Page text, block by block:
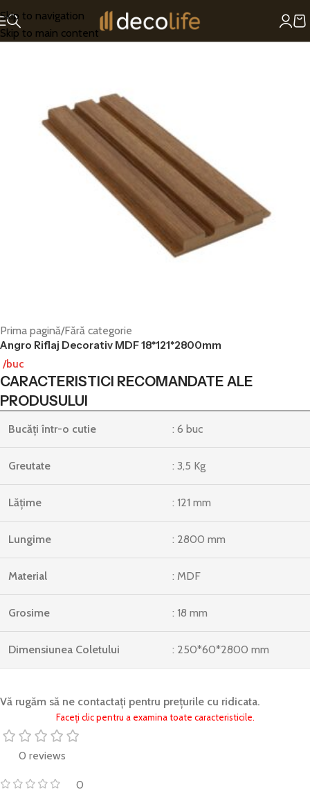
Skip to navigation
Skip to main content
Prima pagină/Fără categorie
Angro Riflaj Decorativ MDF 18*121*2800mm
/buc
CARACTERISTICI RECOMANDATE ALE
PRODUSULUI
Bucăți într-o cutie : 6 buc
Greutate : 3,5 Kg
Lățime : 121 mm
Lungime : 2800 mm
Material : MDF
Grosime : 18 mm
Dimensiunea Coletului : 250*60*2800 mm
Vă rugăm să ne contactați pentru prețurile cu ridicata.
Faceți clic pentru a examina toate caracteristicile.
0 reviews
0